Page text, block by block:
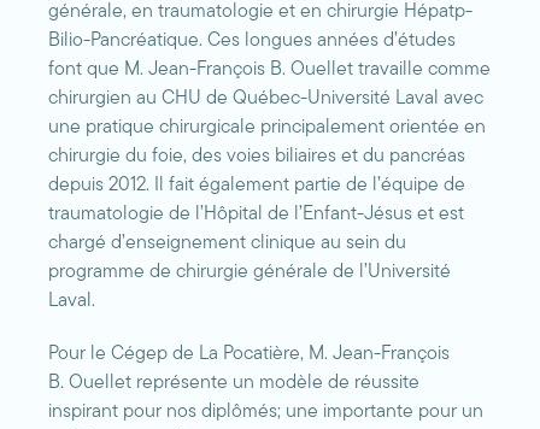
générale, en traumatologie et en chirurgie Hépatp-
Bilio-Pancréatique. Ces longues années d’études
font que M. Jean-François B. Ouellet travaille comme
chirurgien au CHU de Québec-Université Laval avec
une pratique chirurgicale principalement orientée en
chirurgie du foie, des voies biliaires et du pancréas
depuis 2012. Il fait également partie de l’équipe de
traumatologie de l’Hôpital de l’Enfant-Jésus et est
chargé d’enseignement clinique au sein du
programme de chirurgie générale de l’Université
Laval.
Pour le Cégep de La Pocatière, M. Jean-François
B. Ouellet représente un modèle de réussite
inspirant pour nos diplômés; une importante pour un